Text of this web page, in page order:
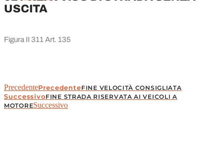
USCITA
Figura II 311 Art. 135
PrecedentePrecedenteFINE VELOCITÀ CONSIGLIATA
SuccessivoFINE STRADA RISERVATA AI VEICOLI A
MOTORESuccessivo